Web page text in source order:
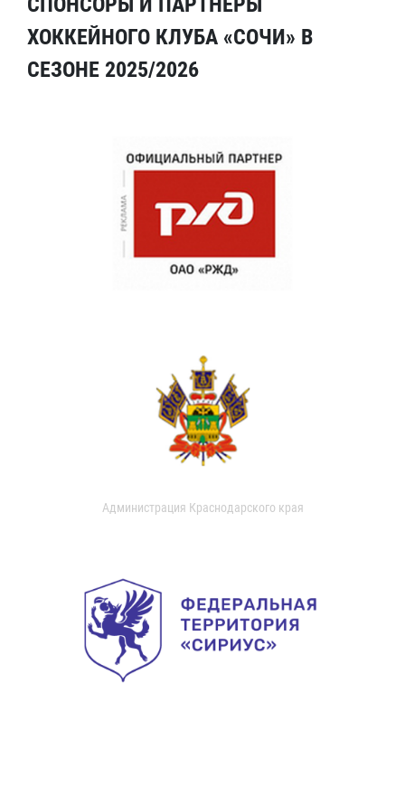
ХОККЕЙНОГО КЛУБА «СОЧИ» В
СЕЗОНЕ 2025/2026
Администрация Краснодарского края